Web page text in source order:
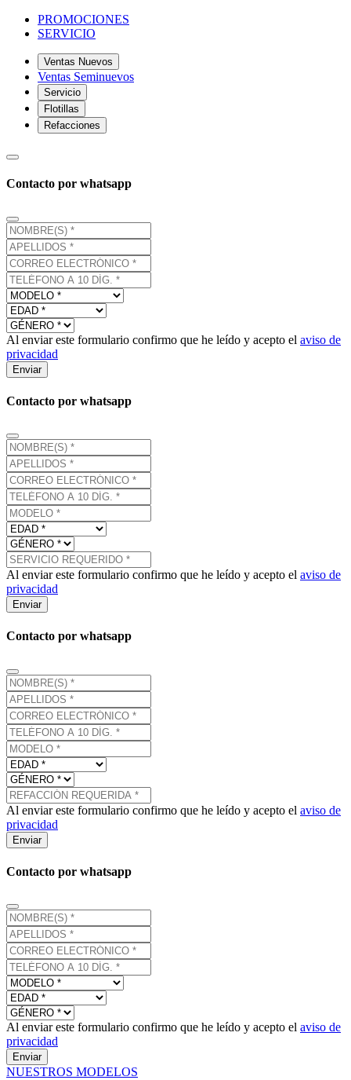
PROMOCIONES
SERVICIO
Ventas Nuevos
Ventas Seminuevos
Servicio
Flotillas
Refacciones
Contacto por whatsapp
Al enviar este formulario confirmo que he leído y acepto el aviso de
privacidad
Enviar
Contacto por whatsapp
Al enviar este formulario confirmo que he leído y acepto el aviso de
privacidad
Enviar
Contacto por whatsapp
Al enviar este formulario confirmo que he leído y acepto el aviso de
privacidad
Enviar
Contacto por whatsapp
Al enviar este formulario confirmo que he leído y acepto el aviso de
privacidad
Enviar
NUESTROS MODELOS